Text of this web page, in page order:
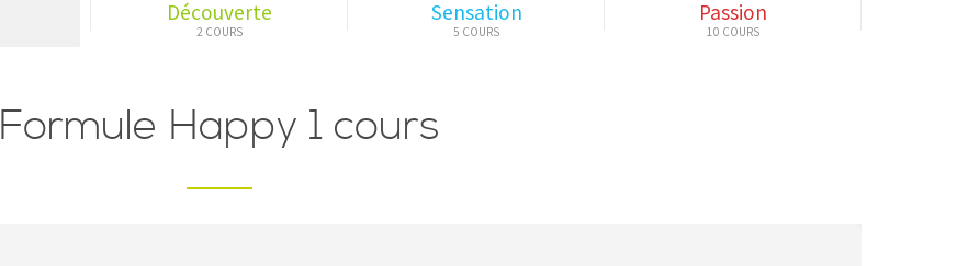
Découverte Sensation Passion
Formule Happy 1 cours